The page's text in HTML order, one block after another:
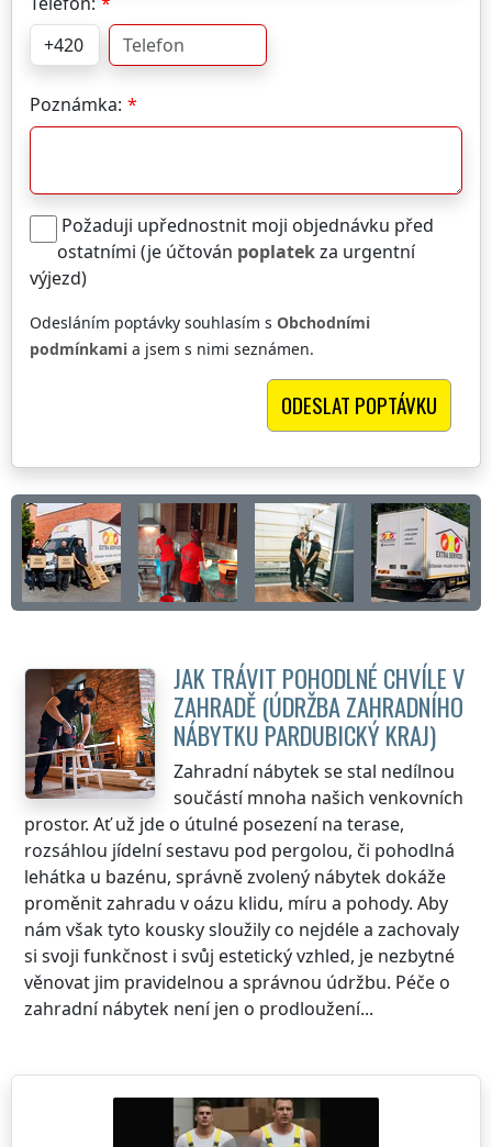
Poznámka:
Požaduji upřednostnit moji objednávku před
ostatními (je účtován poplatekza urgentní
výjezd)
Odesláním poptávky souhlasím s Obchodními
podmínkami a jsem s nimi seznámen.
JAK TRÁVIT POHODLNÉ CHVÍLE V
ZAHRADĚ (ÚDRŽBA ZAHRADNÍHO
NÁBYTKUPARDUBICKÝ KRAJ)
Zahradní nábytek se stal nedílnou
součástí mnoha našich venkovních
prostor. Ať už jde o útulné posezení na terase,
rozsáhlou jídelní sestavu pod pergolou, či pohodlná
lehátka u bazénu, správně zvolený nábytek dokáže
proměnit zahradu v oázu klidu, míru a pohody. Aby
nám však tyto kousky sloužily co nejdéle a zachovaly
si svoji funkčnost i svůj estetický vzhled, je nezbytné
věnovat jim pravidelnou a správnou údržbu. Péče o
zahradní nábytek není jen o prodloužení...